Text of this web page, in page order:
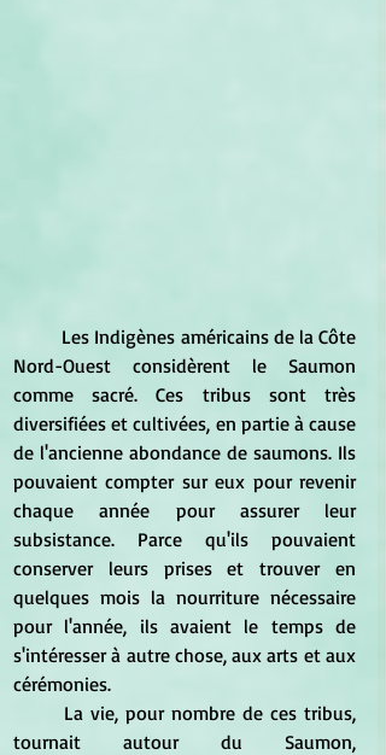
Nord-Ouest considèrent le Saumon
comme sacré. Ces tribus sont très
diversifiées et cultivées, en partie à cause
de l'ancienne abondance de saumons. Ils
pouvaient compter sur eux pour revenir
chaque année pour assurer leur
subsistance. Parce qu'ils pouvaient
conserver leurs prises et trouver en
quelques mois la nourriture nécessaire
pour l'année, ils avaient le temps de
s'intéresser à autre chose, aux arts et aux
cérémonies.
tournait autour du Saumon,